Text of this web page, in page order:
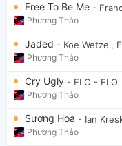
Free To Be Me -
Phương Thảo
Jaded - Koe Wetzel,
Phương Thảo
Cry Ugly - FLO - FLO
Phương Thảo
Sương Hoa - Ian
Phương Thảo